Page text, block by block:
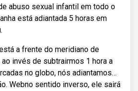
abuso sexual infantil em todo o
está adiantada 5 horas em
a frente do meridiano de
invés de subtrairmos 1 hora a
no globo, nós adiantamos…
Webno sentido inverso, ele sairá